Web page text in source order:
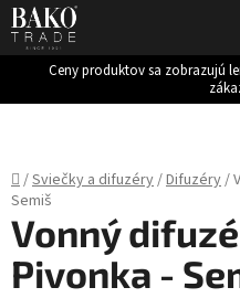
Ceny produktov sa zobrazujú
Domov
/Sviečky a difuzéry/Difuzéry/
Semiš
Vonný
Pivonka -